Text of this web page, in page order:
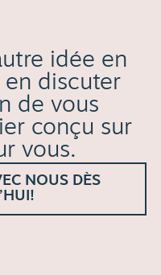
idée en
en discuter
de vous
conçu sur
vous.
NOUS DÈS